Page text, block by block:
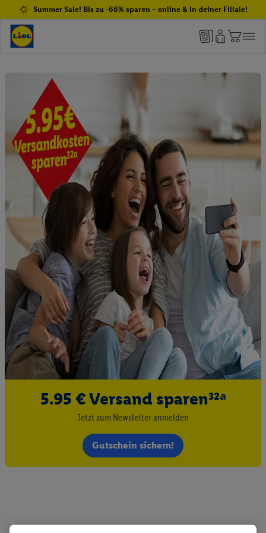
Summer Sale! Bis zu -66% sparen – online & in deiner Filiale!
5.95 € Versand sparen³²ᵃ
Jetzt zum Newsletter anmelden
Gutschein sichern!